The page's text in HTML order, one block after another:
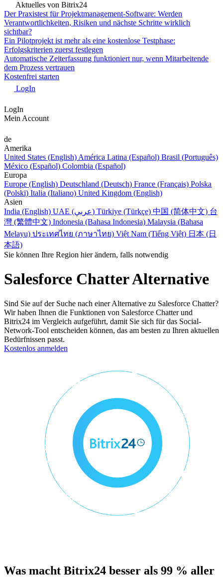
Aktuelles von Bitrix24
Der Praxistest für Projektmanagement-Software: Werden
Verantwortlichkeiten, Risiken und nächste Schritte wirklich
sichtbar?
Ein Pilotprojekt ist mehr als eine kostenlose Testphase:
Erfolgskriterien zuerst festlegen
Automatische Zeiterfassung funktioniert nur, wenn Mitarbeitende
dem Prozess vertrauen
Kostenfrei starten
LogIn
LogIn
Mein Account
de
Amerika
United States (English) América Latina (Español) Brasil (Português)
México (Español) Colombia (Español)
Europa
Europe (English) Deutschland (Deutsch) France (Français) Polska
(Polski) Italia (Italiano) United Kingdom (English)
Asien
India (English)
UAE (عربي) Türkiye (Türkçe) 中国 (简体中文) 台
灣 (繁體中文) Indonesia (Bahasa Indonesia) Malaysia (Bahasa
Melayu) ประเทศไทย (ภาษาไทย) Việt Nam (Tiếng Việt) 日本 (日
本語)
Sie können Ihre Region hier ändern, falls notwendig
Salesforce Chatter Alternative
Sind Sie auf der Suche nach einer Alternative zu Salesforce Chatter?
Wir haben Ihnen die Funktionen von Salesforce Chatter und
Bitrix24 im Vergleich aufgeführt, damit Sie sich für das Social-
Network-Tool entscheiden können, das am besten zu Ihren aktuellen
Bedürfnissen passt.
Kostenlos anmelden
Was macht Bitrix24 besser als 99 % aller